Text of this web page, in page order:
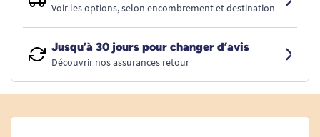
Voir les options, selon encombrement et destination
Jusqu’à 30 jours pour changer d’avis
Découvrir nos assurances retour